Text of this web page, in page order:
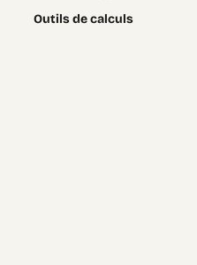
Outils de calculs